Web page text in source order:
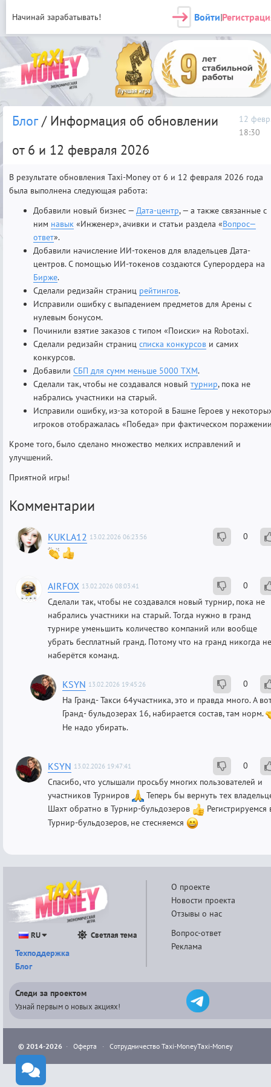
Начинай зарабатывать! Войти|
Блог/ Информация об обновлении
от 6 и 12 февраля 2026
12 февр.
18:30
В результате обновления Taxi-Money от 6 и 12 февраля 2026 года
была выполнена следующая работа:
Добавили новый бизнес — Дата-центр, — а также связанные с
ним навык «Инженер», ачивки и статьи раздела «Вопрос—
ответ».
Добавили начисление ИИ-токенов для владельцев Дата-
центров. С помощью ИИ-токенов создаются Суперордера на
Бирже.
Сделали редизайн страниц рейтингов.
Исправили ошибку с выпадением предметов для Арены с
нулевым бонусом.
Починили взятие заказов с типом «Поиски» на Robotaxi.
Сделали редизайн страниц списка конкурсов и самих
конкурсов.
Добавили СБП для сумм меньше 5000 ТХМ.
Сделали так, чтобы не создавался новый турнир, пока не
набрались участники на старый.
Исправили ошибку, из-за которой в Башне Героев у
игроков отображалась «Победа» при фактическом
Кроме того, было сделано множество мелких исправлений и
улучшений.
Приятной игры!
Комментарии
KUKLA12 13.02.2026 06:23:56 0
AIRFOX 13.02.2026 08:03:41
0
Сделали так, чтобы не создавался новый турнир, пока не
набрались участники на старый. Тогда нужно в гранд
турнире уменьшить количество компаний или вообще
убрать бесплатный гранд. Потому что на гранд никогда не
наберётся команд.
KSYN 13.02.2026 19:45:26
0
На Гранд- Такси 64участника, это и правда много. А
Гранд- бульдозерах 16, набирается состав, там норм.
Не надо убирать.
KSYN 13.02.2026 19:47:41
0
Спасибо, что услышали просьбу многих пользователей и
участников Турниров
Теперь бы вернуть тех
Шахт обратно в Турнир-бульдозеров
Регистрируемся
Турнир-бульдозеров, не стесняемся
О проекте
Новости проекта
Отзывы о нас
Вопрос-ответ
Реклама
RU Светлая тема
Техподдержка
Блог
Следи за проектом
Узнай первым о новых акциях!
© 2014-2026 · Оферта · Сотрудничество Taxi-MoneyTaxi-Money